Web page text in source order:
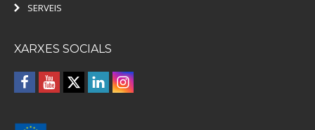
SERVEIS
XARXES SOCIALS